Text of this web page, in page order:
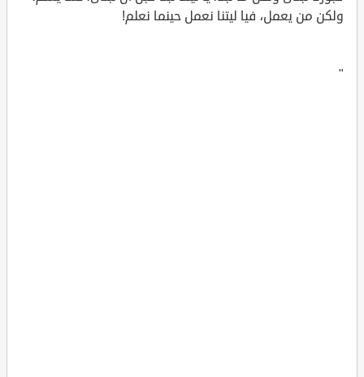
ولكن من يعمل، فيا ليتنا نعمل حينما نعلم!
"